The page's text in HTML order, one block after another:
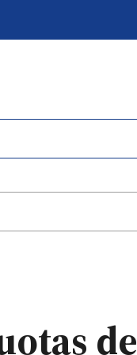
de